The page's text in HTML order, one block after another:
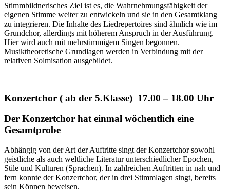
Stimmbildnerisches Ziel ist es, die Wahrnehmungsfähigkeit der
eigenen Stimme weiter zu entwickeln und sie in den Gesamtklang
zu integrieren. Die Inhalte des Liedrepertoires sind ähnlich wie im
Grundchor, allerdings mit höherem Anspruch in der Ausführung.
Hier wird auch mit mehrstimmigem Singen begonnen.
Musiktheoretische Grundlagen werden in Verbindung mit der
relativen Solmisation ausgebildet.
Konzertchor ( ab der 5.Klasse) 17.00 – 18.00 Uhr
Der Konzertchor hat einmal wöchentlich eine
Gesamtprobe
Abhängig von der Art der Auftritte singt der Konzertchor sowohl
geistliche als auch weltliche Literatur unterschiedlicher Epochen,
Stile und Kulturen (Sprachen). In zahlreichen Auftritten in nah und
fern konnte der Konzertchor, der in drei Stimmlagen singt, bereits
sein Können beweisen.